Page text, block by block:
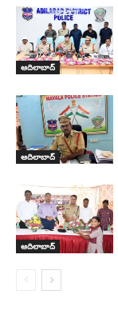
ఆదిలాబాద్
ఆదిలాబాద్
ఆదిలాబాద్